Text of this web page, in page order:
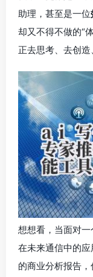
助理，甚至是一位
却又不得不做的“
正去思考、去创造
想想看，当面对
在未来通信中的
的商业分析报告